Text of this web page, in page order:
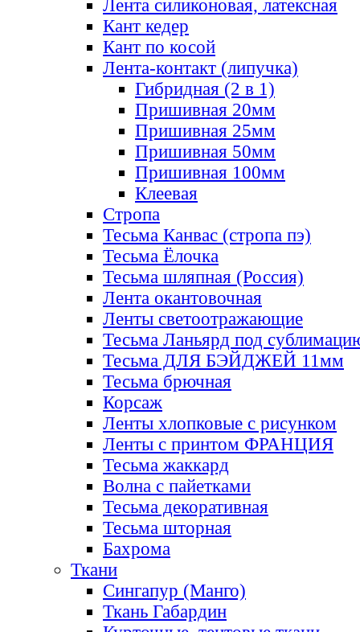
Лента силиконовая, латексная
Кант кедер
Кант по косой
Лента-контакт (липучка)
Гибридная (2 в 1)
Пришивная 20мм
Пришивная 25мм
Пришивная 50мм
Пришивная 100мм
Клеевая
Стропа
Тесьма Канвас (стропа пэ)
Тесьма Ёлочка
Тесьма шляпная (Россия)
Лента окантовочная
Ленты светоотражающие
Тесьма Ланьярд под
Тесьма ДЛЯ БЭЙДЖЕЙ 11мм
Тесьма брючная
Корсаж
Ленты хлопковые с рисунком
Ленты с принтом ФРАНЦИЯ
Тесьма жаккард
Волна с пайетками
Тесьма декоративная
Тесьма шторная
Бахрома
Ткани
Сингапур (Манго)
Ткань Габардин